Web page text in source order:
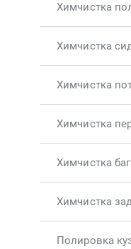
Химчистка
Химчистка
Химчистка
Химчистка
Химчистка
Химчистка
Полировка